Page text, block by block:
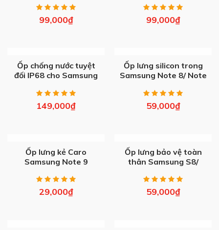
99,000₫ 99,000₫
OUT OF STOCK
Ốp chống nước tuyệt
đối IP68 cho Samsung
149,000₫
OUT OF STOCK
Ốp lưng silicon trong
Samsung Note 8/ Note
59,000₫
OUT OF STOCK
Ốp lưng kẻ Caro
Samsung Note 9
29,000₫
OUT OF STOCK
Ốp lưng bảo vệ toàn
thân Samsung S8/
59,000₫